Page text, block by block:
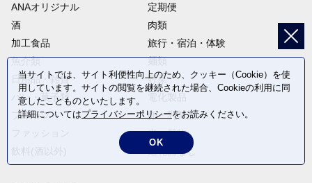
ANAオリジナル
定期便
酒
肉類
加工食品
旅行・宿泊・体験
魚介類
麺類
日用品・雑貨
野菜
パン・菓子類
フルーツ
卵・乳製品
米・穀物
返礼品なし
当サイトでは、サイト利便性向上のため、クッキー（Cookie）を使
用しています。サイトの閲覧を継続された場合、Cookieの利用に同
意したことものといたします。
詳細についてはプライバシーポリシーをお読みください。
OK